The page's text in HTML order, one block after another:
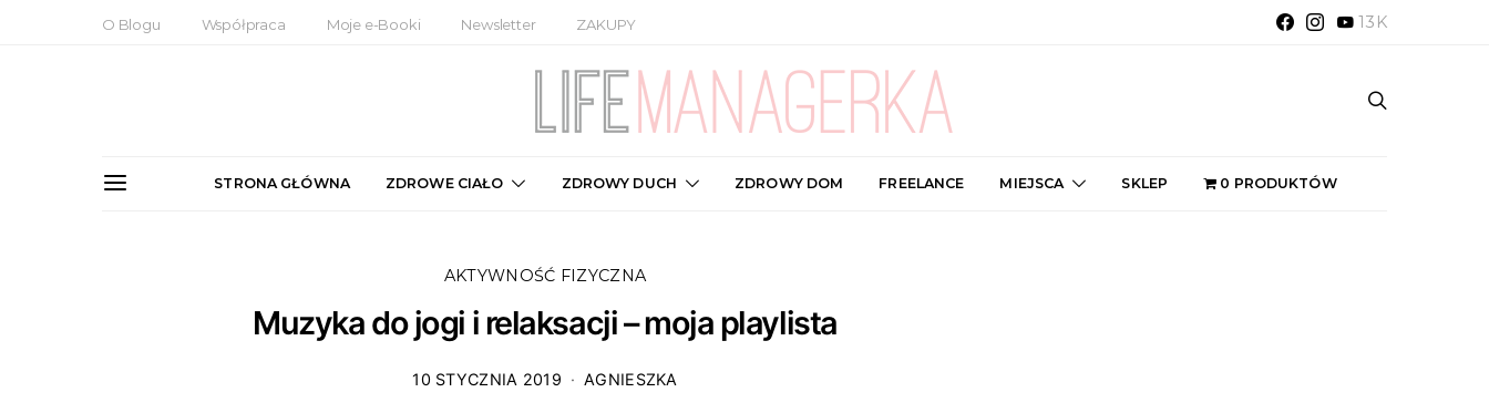
O Blogu Współpraca Moje e-Booki Newsletter ZAKUPY 13K
STRONA GŁÓWNA ZDROWE CIAŁO ZDROWY DUCH ZDROWY DOM FREELANCE MIEJSCA SKLEP 0 PRODUKTÓW
AKTYWNOŚĆ FIZYCZNA
Muzyka do jogi i relaksacji – moja playlista
10 STYCZNIA 2019 AGNIESZKA